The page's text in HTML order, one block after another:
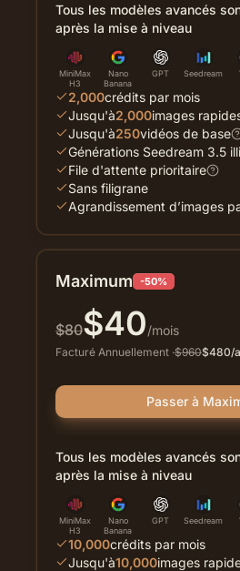
Tous les modèles avancés
après la mise à niveau
MiniMax
H3
Nano
Banana
GPT Seedream
2,000crédits par mois
Jusqu'à2,000images
Jusqu'à250vidéos de base
Générations Seedream 3.5
File d'attente prioritaire
Sans filigrane
Agrandissement d’images
Maximum -50%
$80$40/mois
Facturé Annuellement ·$960$480/
Passer à
Tous les modèles avancés
après la mise à niveau
MiniMax
H3
Nano
Banana
GPT Seedream
10,000crédits par mois
Jusqu'à10,000images